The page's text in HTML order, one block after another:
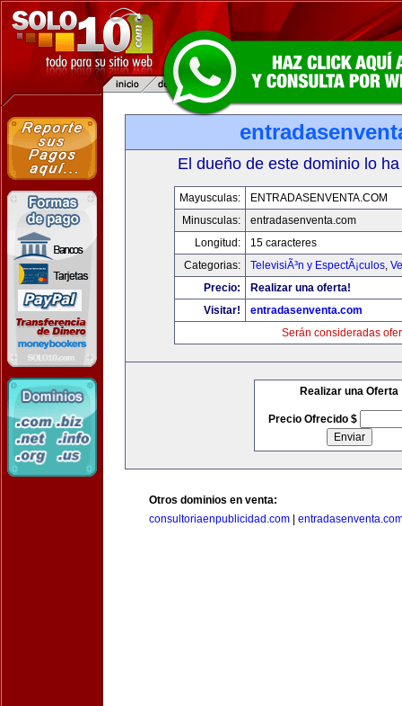
El dueño de este dominio lo
Mayusculas:
ENTRADASENVENTA.COM
Minusculas:
entradasenventa.com
Longitud:
15 caracteres
Categorias:
TelevisiÃ³n y EspectÃ¡culos,
Precio:
Realizar una oferta!
Visitar!
entradasenventa.com
Serán consideradas
Realizar una Oferta
Precio Ofrecido $
Otros dominios en venta:
consultoriaenpublicidad.com